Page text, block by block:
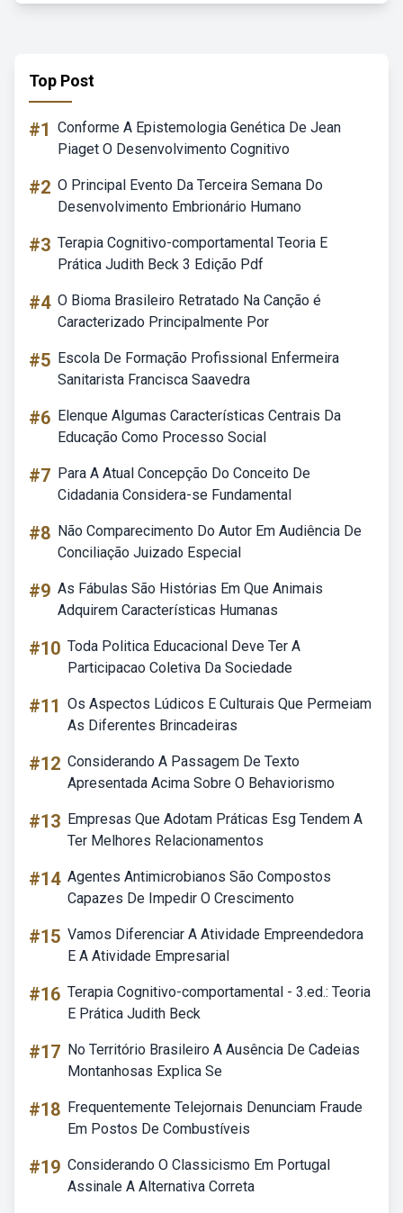
Top Post
#1 Conforme A Epistemologia Genética De Jean
Piaget O Desenvolvimento Cognitivo
#2 O Principal Evento Da Terceira Semana Do
Desenvolvimento Embrionário Humano
#3 Terapia Cognitivo-comportamental Teoria E
Prática Judith Beck 3 Edição Pdf
#4 O Bioma Brasileiro Retratado Na Canção é
Caracterizado Principalmente Por
#5 Escola De Formação Profissional Enfermeira
Sanitarista Francisca Saavedra
#6 Elenque Algumas Características Centrais Da
Educação Como Processo Social
#7 Para A Atual Concepção Do Conceito De
Cidadania Considera-se Fundamental
#8 Não Comparecimento Do Autor Em Audiência De
Conciliação Juizado Especial
#9 As Fábulas São Histórias Em Que Animais
Adquirem Características Humanas
#10 Toda Politica Educacional Deve Ter A
Participacao Coletiva Da Sociedade
#11 Os Aspectos Lúdicos E Culturais Que Permeiam
As Diferentes Brincadeiras
#12 Considerando A Passagem De Texto
Apresentada Acima Sobre O Behaviorismo
#13 Empresas Que Adotam Práticas Esg Tendem A
Ter Melhores Relacionamentos
#14 Agentes Antimicrobianos São Compostos
Capazes De Impedir O Crescimento
#15 Vamos Diferenciar A Atividade Empreendedora
E A Atividade Empresarial
#16 Terapia Cognitivo-comportamental - 3.ed.: Teoria
E Prática Judith Beck
#17 No Território Brasileiro A Ausência De Cadeias
Montanhosas Explica Se
#18 Frequentemente Telejornais Denunciam Fraude
Em Postos De Combustíveis
#19 Considerando O Classicismo Em Portugal
Assinale A Alternativa Correta